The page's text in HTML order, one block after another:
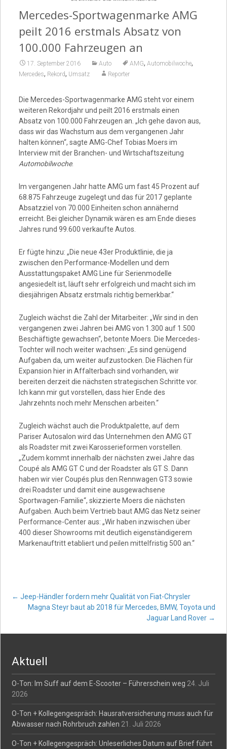
Video
Mercedes-Sportwagenmarke AMG
peilt 2016 erstmals Absatz von
100.000 Fahrzeugen an
17. September 2016 Auto AMG, Automobilwoche,
Mercedes, Rekord, Umsatz Reporter
Die Mercedes-Sportwagenmarke AMG steht vor einem
weiteren Rekordjahr und peilt 2016 erstmals einen
Absatz von 100.000 Fahrzeugen an. „Ich gehe davon aus,
dass wir das Wachstum aus dem vergangenen Jahr
halten können“, sagte AMG-Chef Tobias Moers im
Interview mit der Branchen- und Wirtschaftszeitung
Automobilwoche.
Im vergangenen Jahr hatte AMG um fast 45 Prozent auf
68.875 Fahrzeuge zugelegt und das für 2017 geplante
Absatzziel von 70.000 Einheiten schon annähernd
erreicht. Bei gleicher Dynamik wären es am Ende dieses
Jahres rund 99.600 verkaufte Autos.
Er fügte hinzu: „Die neue 43er Produktlinie, die ja
zwischen den Performance-Modellen und dem
Ausstattungspaket AMG Line für Serienmodelle
angesiedelt ist, läuft sehr erfolgreich und macht sich im
diesjährigen Absatz erstmals richtig bemerkbar.“
Zugleich wächst die Zahl der Mitarbeiter: „Wir sind in den
vergangenen zwei Jahren bei AMG von 1.300 auf 1.500
Beschäftigte gewachsen“, betonte Moers. Die Mercedes-
Tochter will noch weiter wachsen: „Es sind genügend
Aufgaben da, um weiter aufzustocken. Die Flächen für
Expansion hier in Affalterbach sind vorhanden, wir
bereiten derzeit die nächsten strategischen Schritte vor.
Ich kann mir gut vorstellen, dass hier Ende des
Jahrzehnts noch mehr Menschen arbeiten.“
Zugleich wächst auch die Produktpalette, auf dem
Pariser Autosalon wird das Unternehmen den AMG GT
als Roadster mit zwei Karosserieformen vorstellen.
„Zudem kommt innerhalb der nächsten zwei Jahre das
Coupé als AMG GT C und der Roadster als GT S. Dann
haben wir vier Coupés plus den Rennwagen GT3 sowie
drei Roadster und damit eine ausgewachsene
Sportwagen-Familie“, skizzierte Moers die nächsten
Aufgaben. Auch beim Vertrieb baut AMG das Netz seiner
Performance-Center aus: „Wir haben inzwischen über
400 dieser Showrooms mit deutlich eigenständigerem
Markenauftritt etabliert und peilen mittelfristig 500 an.“
Post
navigation
← Jeep-Händler fordern mehr Qualität von Fiat-Chrysler
Magna Steyr baut ab 2018 für Mercedes, BMW, Toyota und
Jaguar Land Rover →
Aktuell
O-Ton: Im Suff auf dem E-Scooter – Führerschein weg 24. Juli
2026
O-Ton + Kollegengespräch: Hausratversicherung muss auch für
Abwasser nach Rohrbruch zahlen 21. Juli 2026
O-Ton + Kollegengespräch: Unleserliches Datum auf Brief führt